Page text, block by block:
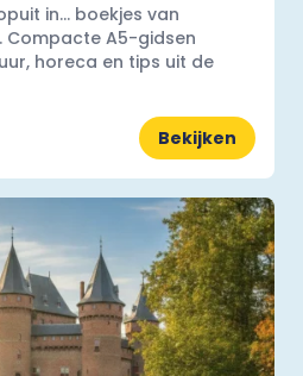
in... boekjes van
A5-gidsen
horeca en tips uit de
Bekijken